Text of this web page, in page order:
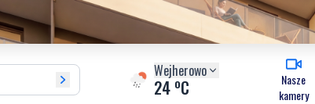
Wejherowo
24 oC
Nasze
kamery